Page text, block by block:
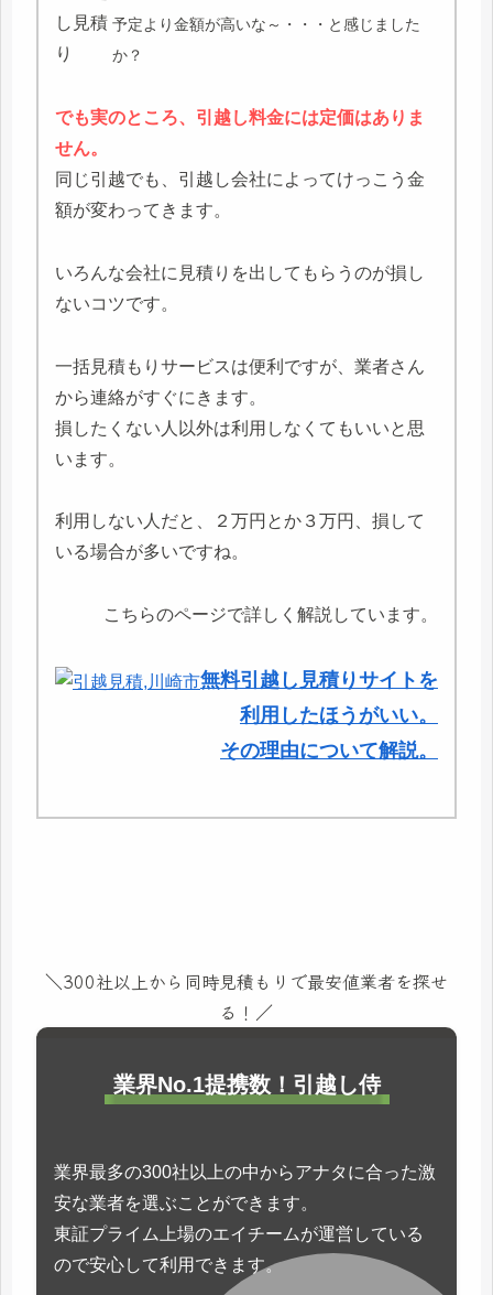
予定より金額が高いな～・・・と感じました
か？
でも実のところ、引越し料金には定価はありま
せん。
同じ引越でも、引越し会社によってけっこう金
額が変わってきます。
いろんな会社に見積りを出してもらうのが損し
ないコツです。
一括見積もりサービスは便利ですが、業者さん
から連絡がすぐにきます。
損したくない人以外は利用しなくてもいいと思
います。
利用しない人だと、２万円とか３万円、損して
いる場合が多いですね。
こちらのページで詳しく解説しています。
無料引越し見積りサイトを
利用したほうがいい。
その理由について解説。
＼300社以上から同時見積もりで最安値業者を探せ
る！／
業界No.1提携数！引越し侍
業界最多の300社以上の中からアナタに合った激
安な業者を選ぶことができます。
東証プライム上場のエイチームが運営している
ので安心して利用できます。